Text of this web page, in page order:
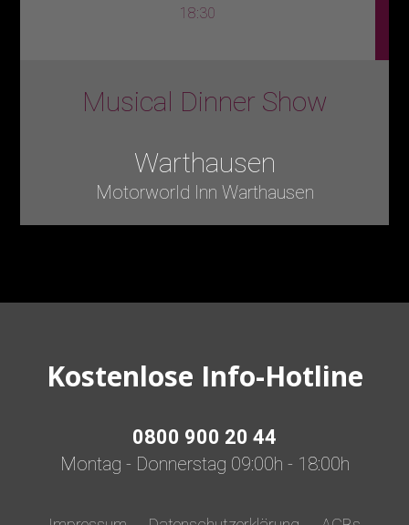
18:30
Musical Dinner Show
Warthausen
Motorworld Inn Warthausen
Kostenlose Info-Hotline
0800 900 20 44
Montag - Donnerstag 09:00h - 18:00h